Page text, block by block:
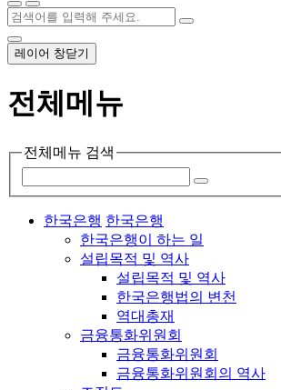
레이어 창닫기
전체메뉴
전체메뉴 검색
한국은행 한국은행
한국은행이 하는 일
설립목적 및 역사
설립목적 및 역사
한국은행법의 변천
역대총재
금융통화위원회
금융통화위원회
금융통화위원회의 역사